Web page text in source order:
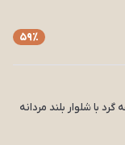
59٪
با شلوار بلند مردانه